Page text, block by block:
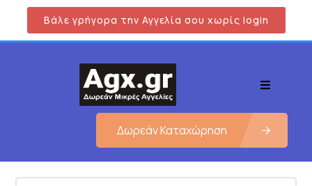
Βάλε γρήγορα την Αγγελία σου χωρίς login
Δωρεάν Καταχώρηση